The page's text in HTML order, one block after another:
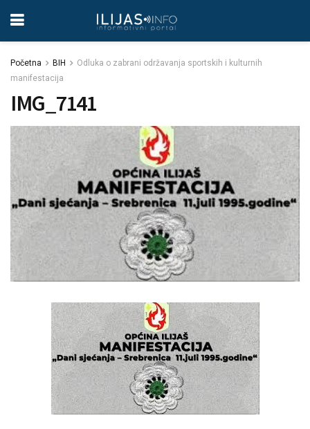
Početna BIH
Odluka o zabrani održavanja sportskih i kulturnih
manifestacija
IMG_7141